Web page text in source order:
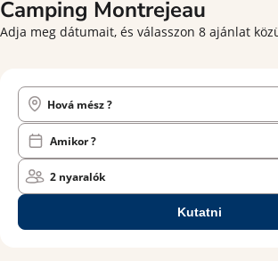
Camping Montrejeau
Adja meg dátumait, és válasszon 8 ajánlat
Hová mész ?
Amikor ?
2 nyaralók
Kutatni